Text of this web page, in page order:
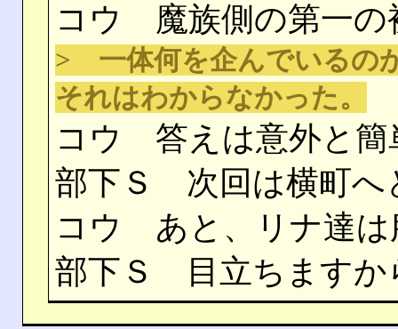
コウ 魔族側の第一の
> 一体何を企んでいるの
それはわからなかった。
コウ 答えは意外と簡
部下Ｓ 次回は横町へ
コウ あと、リナ達は
部下Ｓ 目立ちますか